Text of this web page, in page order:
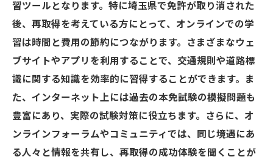
習ツールとなります。特に埼玉県で免許が取り消された
後、再取得を考えている方にとって、オンラインでの学
習は時間と費用の節約につながります。さまざまなウェ
ブサイトやアプリを利用することで、交通規則や道路標
識に関する知識を効率的に習得することができます。ま
た、インターネット上には過去の本免試験の模擬問題も
豊富にあり、実際の試験対策に役立ちます。さらに、オ
ンラインフォーラムやコミュニティでは、同じ境遇にあ
る人々と情報を共有し、再取得の成功体験を聞くことが